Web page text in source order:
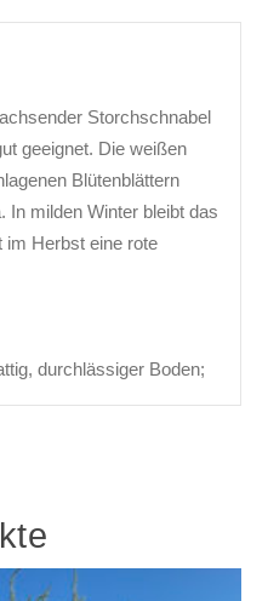
Storchschnabel
geeignet. Die weißen
Blütenblättern
In milden Winter bleibt das
im Herbst eine rote
durchlässiger Boden;